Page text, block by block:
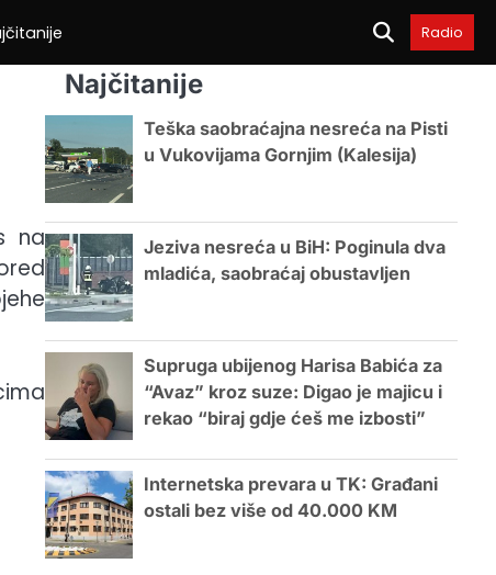
Radio
na
Najčitanije
Teška saobraćajna nesreća na Pisti
u Vukovijama Gornjim (Kalesija)
Jeziva nesreća u BiH: Poginula dva
mladića, saobraćaj obustavljen
Supruga ubijenog Harisa Babića za
“Avaz” kroz suze: Digao je majicu i
rekao “biraj gdje ćeš me izbosti”
Internetska prevara u TK: Građani
ostali bez više od 40.000 KM